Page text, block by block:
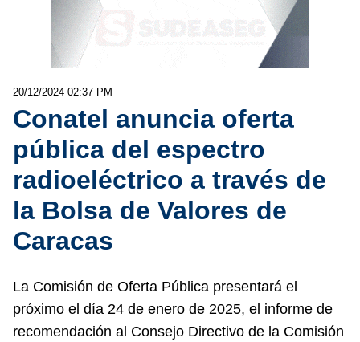
20/12/2024 02:37 PM
Conatel anuncia oferta
pública del espectro
radioeléctrico a través de
la Bolsa de Valores de
Caracas
La Comisión de Oferta Pública presentará el
próximo el día 24 de enero de 2025, el informe de
recomendación al Consejo Directivo de la Comisión